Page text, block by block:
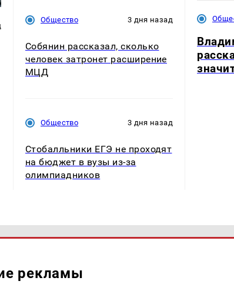
Общество 3 дня назад
Собянин рассказал, сколько
человек затронет расширение
МЦД
Общество 3 дня назад
Стобалльники ЕГЭ не проходят
на бюджет в вузы из-за
олимпиадников
рекламы